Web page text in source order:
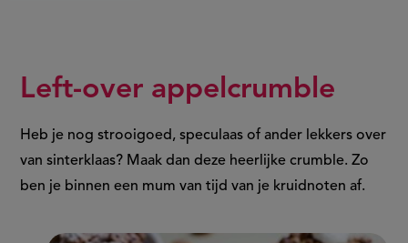
Left-over appelcrumble
Heb je nog strooigoed, speculaas of ander lekkers over
van sinterklaas? Maak dan deze heerlijke crumble. Zo
ben je binnen een mum van tijd van je kruidnoten af.